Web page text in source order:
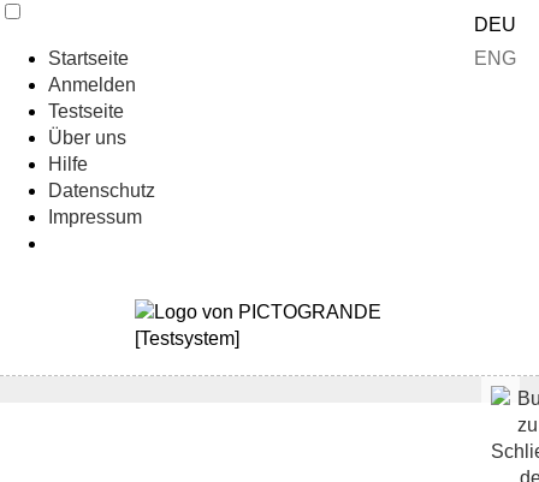
Startseite
Anmelden
Testseite
Über uns
Hilfe
Datenschutz
Impressum
DEU
ENG